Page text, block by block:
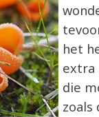
het
extra
die
zoals